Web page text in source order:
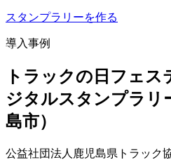
スタンプラリーを作る
導入事例
トラックの日フェス
ジタルスタンプラリ
島市）
公益社団法人鹿児島県トラック